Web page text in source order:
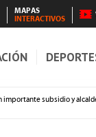
MAPAS
INTERACTIVOS
importante subsidio y